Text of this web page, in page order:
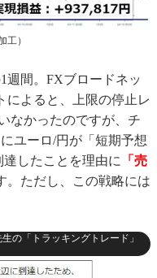
工）
週間。FXブロードネッ
によると、上限の停止レ
なかったのですが、チ
ユーロ/円が「短期予想
達したことを理由に
「売
。ただし、この戦略には
の「トラッキングトレード」